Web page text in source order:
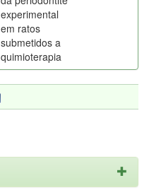
experimental
em ratos
submetidos a
quimioterapia